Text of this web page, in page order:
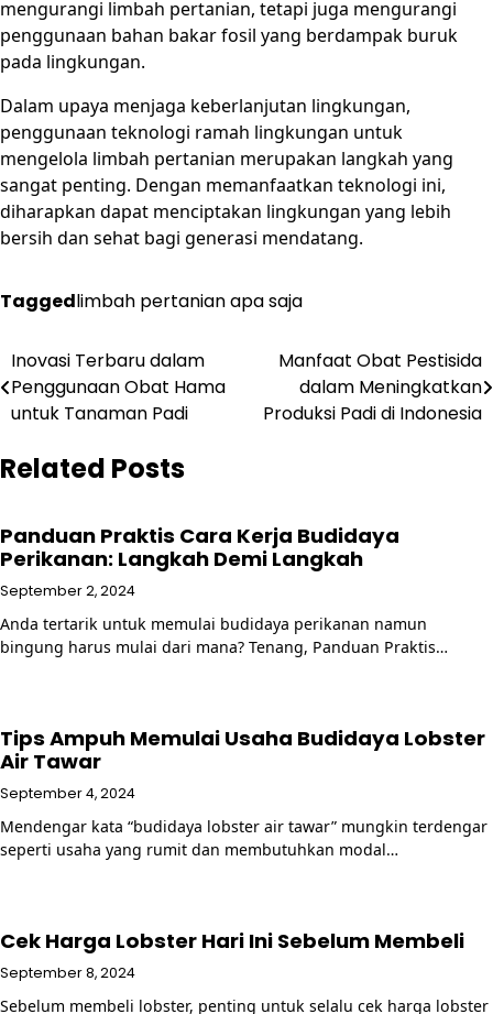
mengurangi limbah pertanian, tetapi juga mengurangi
penggunaan bahan bakar fosil yang berdampak buruk
pada lingkungan.
Dalam upaya menjaga keberlanjutan lingkungan,
penggunaan teknologi ramah lingkungan untuk
mengelola limbah pertanian merupakan langkah yang
sangat penting. Dengan memanfaatkan teknologi ini,
diharapkan dapat menciptakan lingkungan yang lebih
bersih dan sehat bagi generasi mendatang.
Taggedlimbah pertanian apa saja
Post
navigation
Inovasi Terbaru dalam
Penggunaan Obat Hama
untuk Tanaman Padi
Manfaat Obat Pestisida
dalam Meningkatkan
Produksi Padi di Indonesia
Related Posts
Panduan Praktis Cara Kerja Budidaya
Perikanan: Langkah Demi Langkah
September 2, 2024
Anda tertarik untuk memulai budidaya perikanan namun
bingung harus mulai dari mana? Tenang, Panduan Praktis…
Tips Ampuh Memulai Usaha Budidaya Lobster
Air Tawar
September 4, 2024
Mendengar kata “budidaya lobster air tawar” mungkin terdengar
seperti usaha yang rumit dan membutuhkan modal…
Cek Harga Lobster Hari Ini Sebelum Membeli
September 8, 2024
Sebelum membeli lobster, penting untuk selalu cek harga lobster